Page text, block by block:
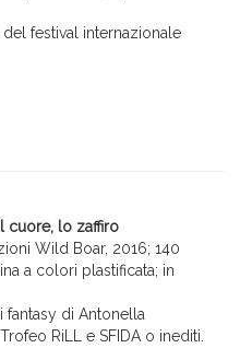
festival internazionale
cuore, lo zaffiro
Wild Boar, 2016; 140
a colori plastificata; in
fantasy di Antonella
RiLL e SFIDA o inediti.